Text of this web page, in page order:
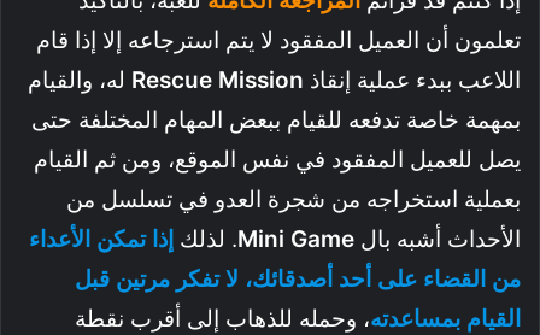
تعلمون أن العميل المفقود لا يتم استرجاعه إلا إذا قام
اللاعب ببدء عملية إنقاذ
Rescue Mission
له، والقيام
بمهمة خاصة تدفعه للقيام ببعض المهام المختلفة حتى
يصل للعميل المفقود في نفس الموقع، ومن ثم القيام
بعملية استخراجه من شجرة العدو في تسلسل من
الأحداث أشبه بال
Mini Game . لذلك إذا تمكن الأعداء
من القضاء على أحد أصدقائك، لا تفكر مرتين قبل
القيام بمساعدته، وحمله للذهاب إلى أقرب نقطة